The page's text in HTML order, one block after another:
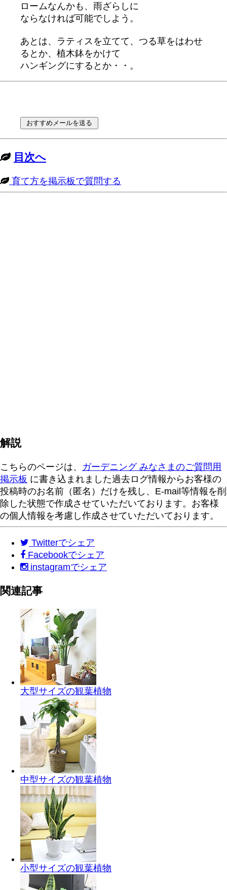
ロームなんかも、雨ざらしに
ならなければ可能でしよう。
あとは、ラティスを立てて、つる草をはわせ
るとか、植木鉢をかけて
ハンギングにするとか・・。
目次へ
育て方を掲示板で質問する
解説
こちらのページは、 ガーデニング みなさまのご質問用
掲示板 に書き込まれました過去ログ情報からお客様の
投稿時のお名前（匿名）だけを残し、E-mail等情報を削
除した状態で作成させていただいております。お客様
の個人情報を考慮し作成させていただいております。
Twitterでシェア
Facebookでシェア
instagramでシェア
関連記事
大型サイズの観葉植物
中型サイズの観葉植物
小型サイズの観葉植物